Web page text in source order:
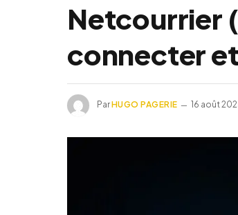
Netcourrier
connecter
ParHUGO PAGERIE 16 août